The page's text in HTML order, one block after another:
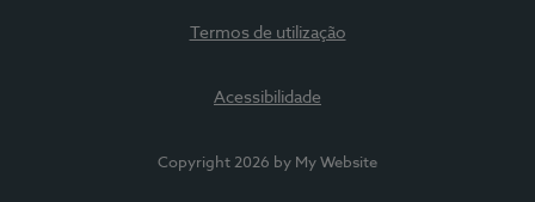
Termos de utilização
Acessibilidade
Copyright 2026 by My Website